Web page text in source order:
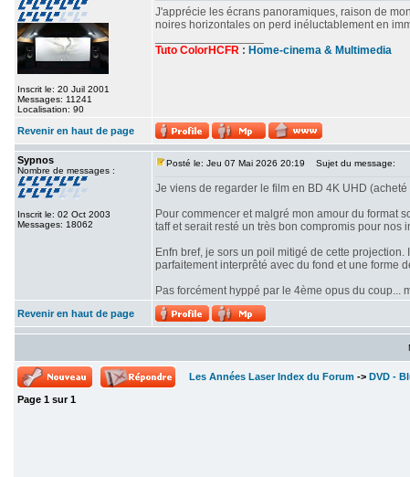
Inscrit le: 20 Juil 2001
Messages: 11241
Localisation: 90
J'apprécie les écrans panoramiques, raison de
noires horizontales on perd inéluctablement en
Tuto ColorHCFR : Home-cinema & Multimedia
Revenir en haut de page
Sypnos
Nombre de messages :
Inscrit le: 02 Oct 2003
Messages: 18062
Posté le: Jeu 07 Mai 2026 20:19 Sujet du message:
Je viens de regarder le film en BD 4K UHD
Pour commencer et malgré mon amour du format
taff et serait resté un très bon compromis pour nos
Enfn bref, je sors un poil mitigé de cette
parfaitement interprêté avec du fond et une forme
Pas forcément hyppé par le 4ème opus du coup...
Revenir en haut de page
Les Années Laser Index du Forum -> DVD -
Page 1 sur1